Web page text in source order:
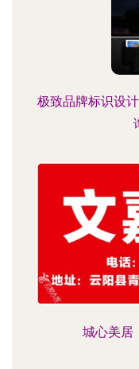
极致品牌标识设
城心美居